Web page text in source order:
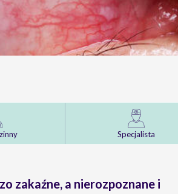
Specjalista
zakaźne, a nierozpoznane i